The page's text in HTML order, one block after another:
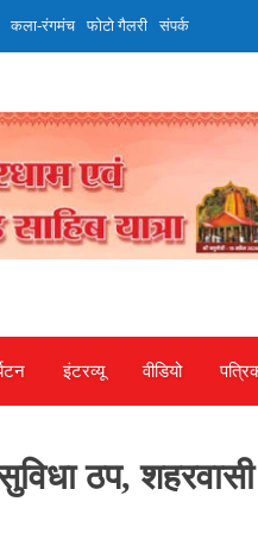
कला-रंगमंच फोटो गैलरी संपर्क
इंटरव्‍यू वीडियो
ठप,